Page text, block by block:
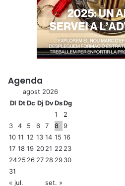
Agenda
agost 2026
Dl DtDc Dj DvDsDg
1
2
3
4 5 6 7 8
9
10 11 12 13 14 15 16
17 18 19 2021 22 23
2425 26 27 28 2930
31
« jul.
set. »